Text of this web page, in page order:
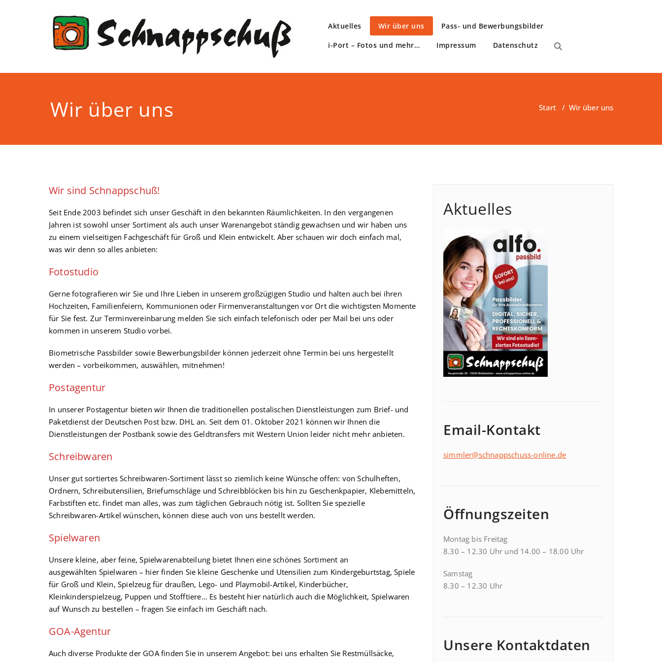
Willkommen beim Schnappschuß!
Aktuelles Wir über uns Pass- und Bewerbungsbilder
i-Port – Fotos und mehr… Impressum Datenschutz
Wir über uns Start / Wir über uns
Wir sind Schnappschuß!
Seit Ende 2003 befindet sich unser Geschäft in den bekannten Räumlichkeiten. In den vergangenen
Jahren ist sowohl unser Sortiment als auch unser Warenangebot ständig gewachsen und wir haben uns
zu einem vielseitigen Fachgeschäft für Groß und Klein entwickelt. Aber schauen wir doch einfach mal,
was wir denn so alles anbieten:
Fotostudio
Gerne fotografieren wir Sie und Ihre Lieben in unserem großzügigen Studio und halten auch bei ihren
Hochzeiten, Familienfeiern, Kommunionen oder Firmenveranstaltungen vor Ort die wichtigsten Momente
für Sie fest. Zur Terminvereinbarung melden Sie sich einfach telefonisch oder per Mail bei uns oder
kommen in unserem Studio vorbei.
Biometrische Passbilder sowie Bewerbungsbilder können jederzeit ohne Termin bei uns hergestellt
werden – vorbeikommen, auswählen, mitnehmen!
Postagentur
In unserer Postagentur bieten wir Ihnen die traditionellen postalischen Dienstleistungen zum Brief- und
Paketdienst der Deutschen Post bzw. DHL an. Seit dem 01. Oktober 2021 können wir Ihnen die
Dienstleistungen der Postbank sowie des Geldtransfers mit Western Union leider nicht mehr anbieten.
Schreibwaren
Unser gut sortiertes Schreibwaren-Sortiment lässt so ziemlich keine Wünsche offen: von Schulheften,
Ordnern, Schreibutensilien, Briefumschläge und Schreibblöcken bis hin zu Geschenkpapier, Klebemitteln,
Farbstiften etc. findet man alles, was zum täglichen Gebrauch nötig ist. Sollten Sie spezielle
Schreibwaren-Artikel wünschen, können diese auch von uns bestellt werden.
Spielwaren
Unsere kleine, aber feine, Spielwarenabteilung bietet Ihnen eine schönes Sortiment an
ausgewählten Spielwaren – hier finden Sie kleine Geschenke und Utensilien zum Kindergeburtstag, Spiele
für Groß und Klein, Spielzeug für draußen, Lego- und Playmobil-Artikel, Kinderbücher,
Kleinkinderspielzeug, Puppen und Stofftiere… Es besteht hier natürlich auch die Möglichkeit, Spielwaren
auf Wunsch zu bestellen – fragen Sie einfach im Geschäft nach.
GOA-Agentur
Auch diverse Produkte der GOA finden Sie in unserem Angebot: bei uns erhalten Sie Restmüllsäcke,
Aktuelles
Email-Kontakt
simmler@schnappschuss-online.de
Öffnungszeiten
Montag bis Freitag
8.30 – 12.30 Uhr und 14.00 – 18.00 Uhr
Samstag
8.30 – 12.30 Uhr
Unsere Kontaktdaten